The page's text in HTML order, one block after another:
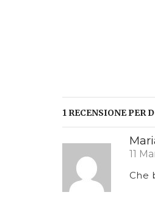
1 RECENSIONE PER
11
Che